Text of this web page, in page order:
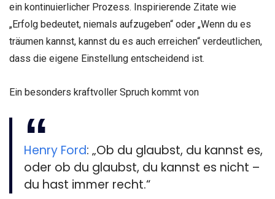
ein kontinuierlicher Prozess. Inspirierende Zitate wie
„Erfolg bedeutet, niemals aufzugeben“ oder „Wenn du es
träumen kannst, kannst du es auch erreichen“ verdeutlichen,
dass die eigene Einstellung entscheidend ist.
Ein besonders kraftvoller Spruch kommt von
Henry Ford: „Ob du glaubst, du kannst es,
oder ob du glaubst, du kannst es nicht –
du hast immer recht.“